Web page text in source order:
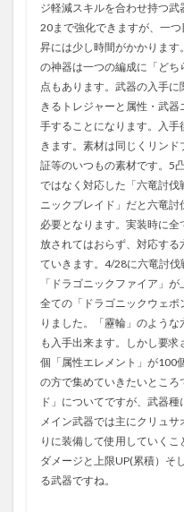
ジ軽減スキルを合わせ持つ武
20まで強化できますが、一
昇には少し時間がかかりま
の神器は一つの編成に「どち
点もあります。武器の入手
きるトレジャーと属性・武
手することになります。入
きます。素材は同じくリン
証等のいつもの素材です。5
ではなく対応した「六竜討
ニックブレイド」だと六竜
必要となります。実装時に
放されてはおらず、対応す
ていきます。4/28に六竜討
「ドラゴニックファイア」
全ての「ドラゴニックウェ
りました。「靂輪」のよう
も入手出来ます。しかし要
個「属性エレメント」が100
の方で集めていきたいところ
ド」についてですが、武器種
メイン武器では主にクリュ
りに装備して使用していく
ダメージと上限UP(累積）そ
る武器ですね。